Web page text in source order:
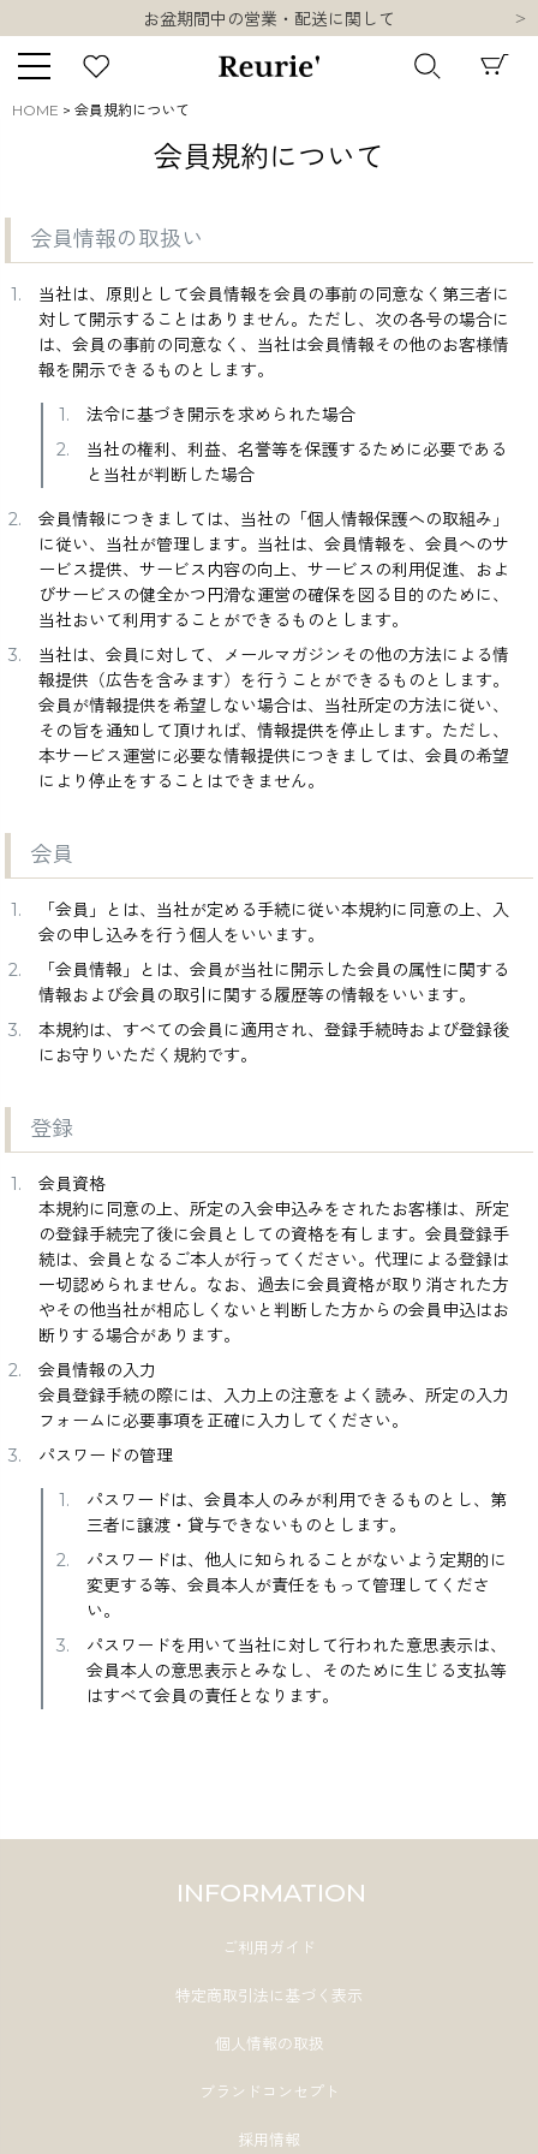
お盆期間中の営業・配送に関して
10,000円以上ご購入で送料無料
熊本県熊本地方を震源とする地震の影響について
類似ブランド・他社ショップ様との誤認知に関するお願い
販売タイプ
新着 再入荷 SALE
商品タイプ
カラー
在庫なし商品
表示する
表示しない
HOME 会員規約について
会員規約について
会員情報の取扱い
当社は、原則として会員情報を会員の事前の同意なく第三者に
対して開示することはありません。ただし、次の各号の場合に
は、会員の事前の同意なく、当社は会員情報その他のお客様情
報を開示できるものとします。
法令に基づき開示を求められた場合
当社の権利、利益、名誉等を保護するために必要である
と当社が判断した場合
会員情報につきましては、当社の「個人情報保護への取組み」
に従い、当社が管理します。当社は、会員情報を、会員へのサ
ービス提供、サービス内容の向上、サービスの利用促進、およ
びサービスの健全かつ円滑な運営の確保を図る目的のために、
当社おいて利用することができるものとします。
当社は、会員に対して、メールマガジンその他の方法による情
報提供（広告を含みます）を行うことができるものとします。
会員が情報提供を希望しない場合は、当社所定の方法に従い、
その旨を通知して頂ければ、情報提供を停止します。ただし、
本サービス運営に必要な情報提供につきましては、会員の希望
により停止をすることはできません。
会員
「会員」とは、当社が定める手続に従い本規約に同意の上、入
会の申し込みを行う個人をいいます。
「会員情報」とは、会員が当社に開示した会員の属性に関する
情報および会員の取引に関する履歴等の情報をいいます。
本規約は、すべての会員に適用され、登録手続時および登録後
にお守りいただく規約です。
登録
会員資格
本規約に同意の上、所定の入会申込みをされたお客様は、所定
の登録手続完了後に会員としての資格を有します。会員登録手
続は、会員となるご本人が行ってください。代理による登録は
一切認められません。なお、過去に会員資格が取り消された方
やその他当社が相応しくないと判断した方からの会員申込はお
断りする場合があります。
会員情報の入力
会員登録手続の際には、入力上の注意をよく読み、所定の入力
フォームに必要事項を正確に入力してください。
パスワードの管理
パスワードは、会員本人のみが利用できるものとし、第
三者に譲渡・貸与できないものとします。
パスワードは、他人に知られることがないよう定期的に
変更する等、会員本人が責任をもって管理してくださ
い。
パスワードを用いて当社に対して行われた意思表示は、
会員本人の意思表示とみなし、そのために生じる支払等
はすべて会員の責任となります。
INFORMATION
ご利用ガイド
特定商取引法に基づく表示
個人情報の取扱
ブランドコンセプト
採用情報